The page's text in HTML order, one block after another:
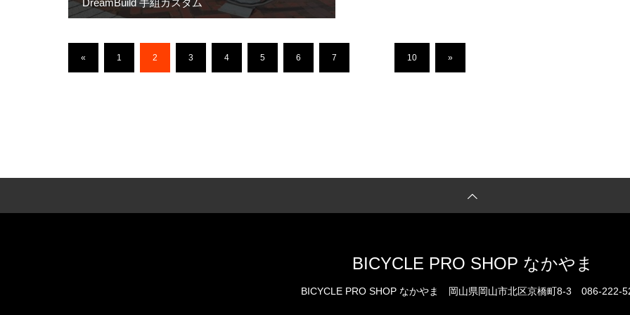
DreamBuild 手組カスタム
« 1 2 3 4 5 6 7 10 »
BICYCLE PRO SHOP なかやま
BICYCLE PRO SHOP なかやま 岡山県岡山市北区京橋町8-3 086-222-